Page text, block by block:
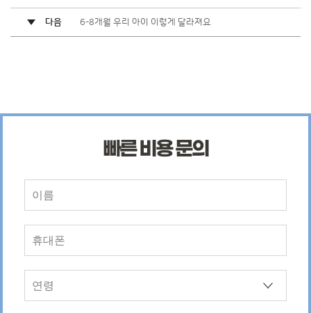
다음 6-8개월 우리 아이 이렇게 달라져요
빠른 비용 문의